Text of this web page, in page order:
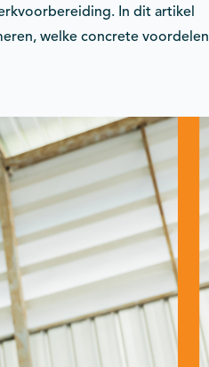
In dit artikel
welke concrete voordelen